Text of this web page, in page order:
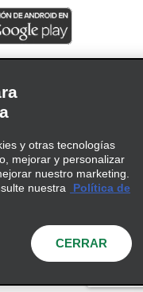
derechos
y otras tecnologías
mejorar y personalizar
nuestro marketing.
nuestra
Política de
CERRAR